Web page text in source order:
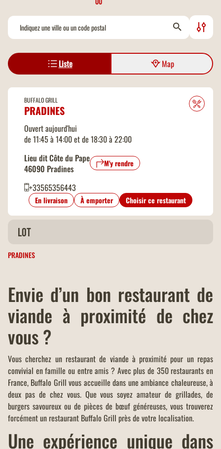
Paiement par Carte Bleue
Paiement par Chèques Vacances
Paiement par Tickets Restaurant
Table à langer
Liste Map
BUFFALO GRILL
PRADINES
Ouvert aujourd'hui
de 11:45 à 14:00 et de 18:30 à 22:00
Lieu dit Côte du Pape
46090 Pradines
M'y rendre
+33565356443
En livraison À emporter Choisir ce restaurant
Lot
PRADINES
Envie d’un bon restaurant de
viande à proximité de chez
vous ?
Vous cherchez un restaurant de viande à proximité pour un repas
convivial en famille ou entre amis ? Avec plus de 350 restaurants en
France, Buffalo Grill vous accueille dans une ambiance chaleureuse, à
deux pas de chez vous. Que vous soyez amateur de grillades, de
burgers savoureux ou de pièces de bœuf généreuses, vous trouverez
forcément un restaurant Buffalo Grill près de votre localisation.
Une expérience unique dans